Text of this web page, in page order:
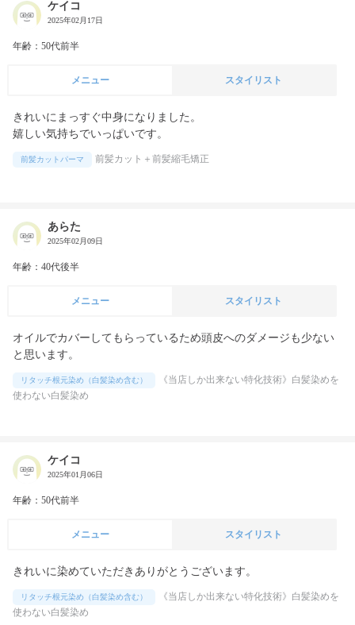
ケイコ
2025年02月17日
年齢：50代前半
メニュー スタイリスト
きれいにまっすぐ中身になりました。
嬉しい気持ちでいっぱいです。
前髪カットパーマ 前髪カット＋前髪縮毛矯正
あらた
2025年02月09日
年齢：40代後半
メニュー スタイリスト
オイルでカバーしてもらっているため頭皮へのダメージも少ない
と思います。
リタッチ根元染め（白髪染め含む）
《当店しか出来ない特化技術》白髪染めを
使わない白髪染め
ケイコ
2025年01月06日
年齢：50代前半
メニュー スタイリスト
きれいに染めていただきありがとうございます。
リタッチ根元染め（白髪染め含む）
《当店しか出来ない特化技術》白髪染めを
使わない白髪染め